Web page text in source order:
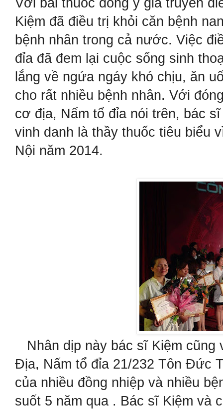
Kiệm đã điều trị khỏi căn bệnh
bệnh nhân trong cả nước. Việc
đỉa đã đem lại cuộc sống sinh
lắng về ngứa ngáy khó chịu, ăn
cho rất nhiều bệnh nhân. Với
cơ địa, Nấm tổ đỉa nói trên, bác
vinh danh là thầy thuốc tiêu biểu
Nội năm 2014.
Nhân dịp này bác sĩ Kiệm cũng
Địa, Nấm tổ đỉa 21/232 Tôn Đức
của nhiều đồng nhiệp và nhiều
suốt 5 năm qua . Bác sĩ Kiệm và